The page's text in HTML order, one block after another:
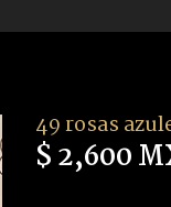
49 rosas
$ 2,600